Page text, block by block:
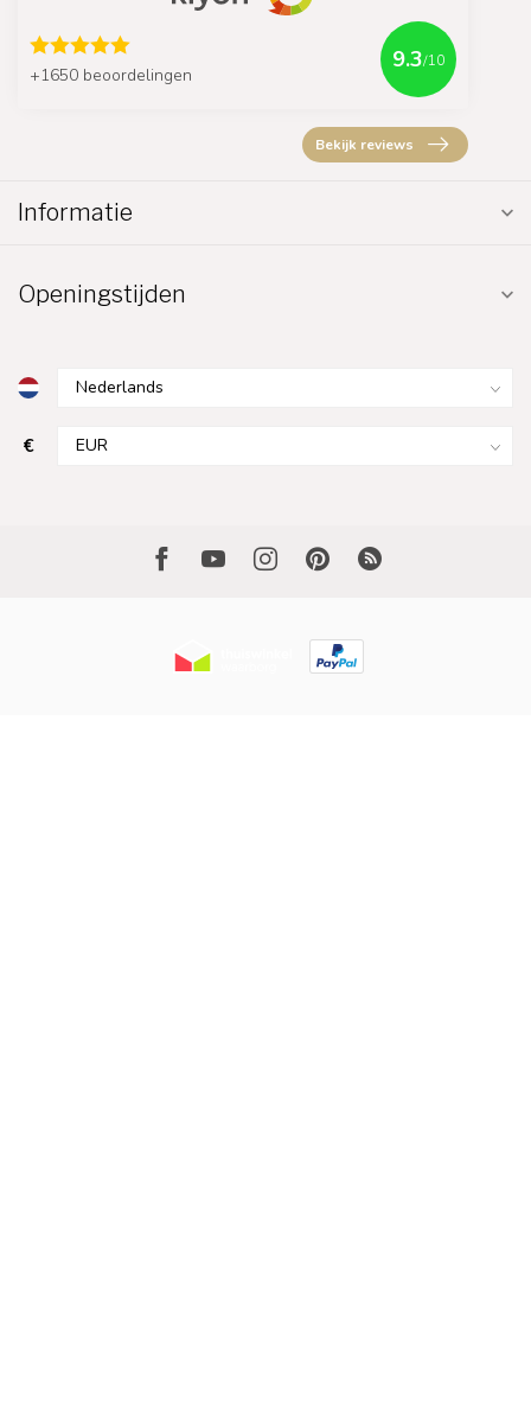
+1650 beoordelingen
9.3/10
Bekijk reviews
Informatie
Openingstijden
€